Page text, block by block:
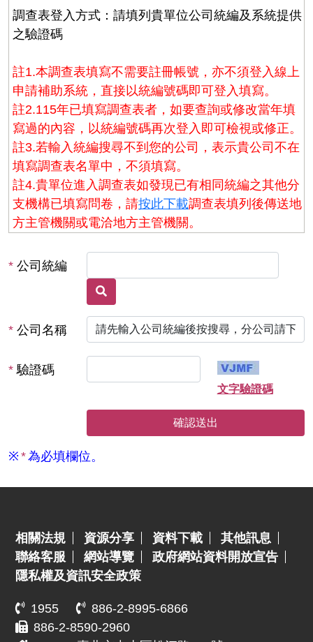
調查表登入方式：請填列貴單位公司統編及系統提供
之驗證碼
註1.本調查表填寫不需要註冊帳號，亦不須登入線上
申請補助系統，直接以統編號碼即可登入填寫。
註2.115年已填寫調查表者，如要查詢或修改當年填
寫過的內容，以統編號碼再次登入即可檢視或修正。
註3.若輸入統編搜尋不到您的公司，表示貴公司不在
填寫調查表名單中，不須填寫。
註4.貴單位進入調查表如發現已有相同統編之其他分
支機構已填寫問卷，請按此下載調查表填列後傳送地
方主管機關或電洽地方主管機關。
* 公司統編
* 公司名稱
* 驗證碼
文字驗證碼
※ *為必填欄位。
:::
相關法規 資源分享 資料下載
其他訊息
聯絡客服
網站導覽
政府網站資料開放宣告
隱私權及資訊安全政策
1955
886-2-8995-6866
886-2-8590-2960